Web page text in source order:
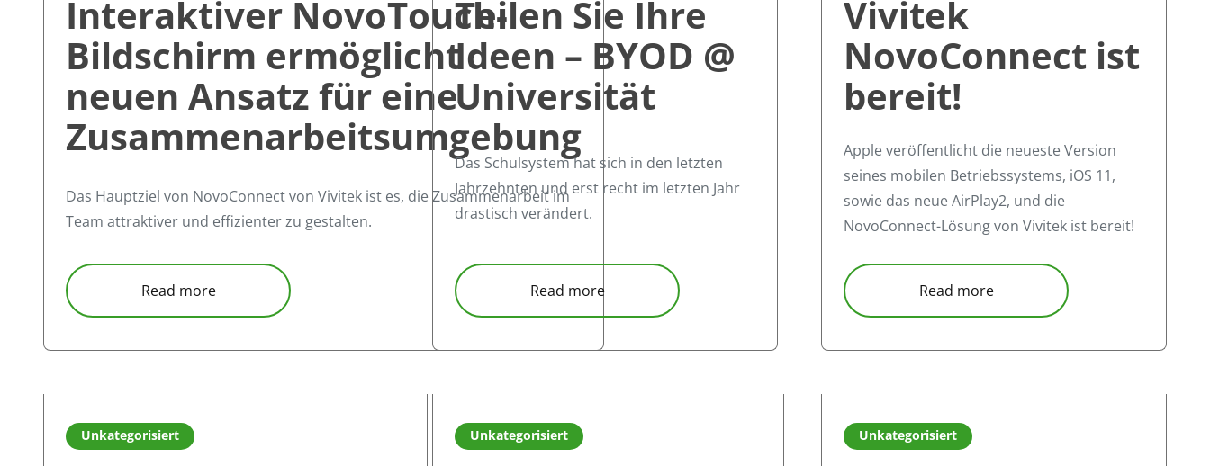
Interaktiver NovoTouch-
Bildschirm ermöglicht
neuen Ansatz für eine
Zusammenarbeitsumgebung
Das Hauptziel von NovoConnect von Vivitek ist es, die Zusammenarbeit im
Team attraktiver und effizienter zu gestalten.
Read moreabout Interaktiver NovoTouch-Bildschirm ermöglicht neuen Ansatz für eine Zusammenarbeitsumgebung
Teilen Sie Ihre
Ideen – BYOD @
Universität
Das Schulsystem hat sich in den letzten
Jahrzehnten und erst recht im letzten Jahr
drastisch verändert.
Read moreabout Teilen Sie Ihre Ideen – BYOD @ Universität
Vivitek
NovoConnect ist
bereit!
Apple veröffentlicht die neueste Version
seines mobilen Betriebssystems, iOS 11,
sowie das neue AirPlay2, und die
NovoConnect-Lösung von Vivitek ist bereit!
Read moreabout Vivitek NovoConnect ist
Unkategorisiert Unkategorisiert Unkategorisiert